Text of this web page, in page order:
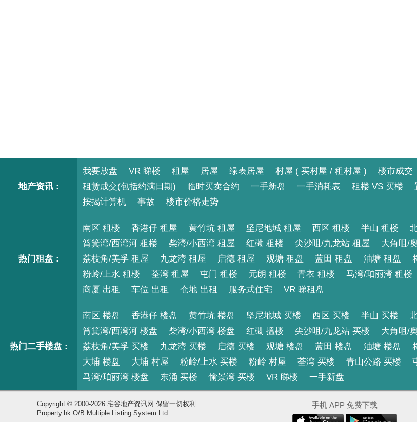
地产资讯 :
我要放盘 VR 睇楼 租屋 居屋 绿表居屋 村屋 ( 买村屋 / 租村屋 ) 楼市成交
租赁成交(包括约满日期)
临时买卖合约 一手新盘 一手消耗表 租楼 VS 买楼
按揭计算机
事故 楼市价格走势
热门租盘 :
南区 租楼 香港仔 租屋 黄竹坑 租屋 坚尼地城 租屋 西区 租楼 半山 租楼
筲箕湾/西湾河 租楼
柴湾/小西湾 租屋 红磡 租楼 尖沙咀/九龙站 租屋 大角咀/
荔枝角/美孚 租屋
九龙湾 租屋 启德 租屋 观塘 租盘 蓝田 租盘 油塘 租盘
粉岭/上水 租楼
荃湾 租屋 屯门 租楼 元朗 租楼 青衣 租楼 马湾/珀丽湾 租楼
商厦 出租
车位 出租 仓地 出租 服务式住宅 VR 睇租盘
热门二手楼盘 :
南区 楼盘 香港仔 楼盘 黄竹坑 楼盘 坚尼地城 买楼 西区 买楼 半山 买楼
筲箕湾/西湾河 楼盘
柴湾/小西湾 楼盘 红磡 搵楼 尖沙咀/九龙站 买楼 大角咀/
荔枝角/美孚 买楼
九龙湾 买楼 启德 买楼 观塘 楼盘 蓝田 楼盘 油塘 楼盘
大埔 楼盘
大埔 村屋 粉岭/上水 买楼 粉岭 村屋 荃湾 买楼 青山公路 买楼
马湾/珀丽湾 楼盘
东涌 买楼 愉景湾 买楼 VR 睇楼 一手新盘
Copyright © 2000-2026 宅谷地产资讯网 保留一切权利
Property.hk O/B Multiple Listing System Ltd.
手机 APP 免费下载